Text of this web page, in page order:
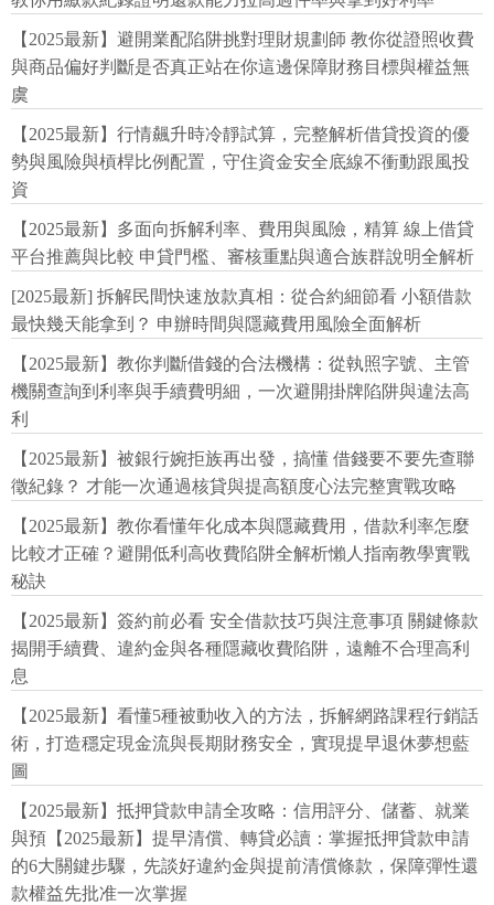
【2025最新】避開業配陷阱挑對理財規劃師 教你從證照收費
與商品偏好判斷是否真正站在你這邊保障財務目標與權益無
虞
【2025最新】行情飆升時冷靜試算，完整解析借貸投資的優
勢與風險與槓桿比例配置，守住資金安全底線不衝動跟風投
資
【2025最新】多面向拆解利率、費用與風險，精算 線上借貸
平台推薦與比較 申貸門檻、審核重點與適合族群說明全解析
[2025最新] 拆解民間快速放款真相：從合約細節看 小額借款
最快幾天能拿到？ 申辦時間與隱藏費用風險全面解析
【2025最新】教你判斷借錢的合法機構：從執照字號、主管
機關查詢到利率與手續費明細，一次避開掛牌陷阱與違法高
利
【2025最新】被銀行婉拒族再出發，搞懂 借錢要不要先查聯
徵紀錄？ 才能一次通過核貸與提高額度心法完整實戰攻略
【2025最新】教你看懂年化成本與隱藏費用，借款利率怎麼
比較才正確？避開低利高收費陷阱全解析懶人指南教學實戰
秘訣
【2025最新】簽約前必看 安全借款技巧與注意事項 關鍵條款
揭開手續費、違約金與各種隱藏收費陷阱，遠離不合理高利
息
【2025最新】看懂5種被動收入的方法，拆解網路課程行銷話
術，打造穩定現金流與長期財務安全，實現提早退休夢想藍
圖
【2025最新】抵押貸款申請全攻略：信用評分、儲蓄、就業
與預【2025最新】提早清償、轉貸必讀：掌握抵押貸款申請
的6大關鍵步驟，先談好違約金與提前清償條款，保障彈性還
款權益先批准一次掌握